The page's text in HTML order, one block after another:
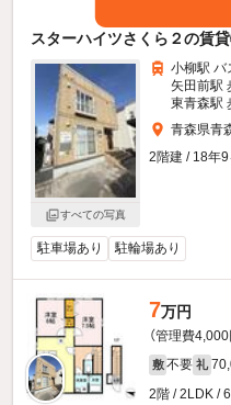
スターハイツさくら２の賃
すべての写真
小柳駅 バ
矢田前駅
東青森駅
青森県青
2階建 / 18年
駐車場あり 駐輪場あり
7万円
（管理費4,000
敷 不要 礼
2階 / 2LDK /